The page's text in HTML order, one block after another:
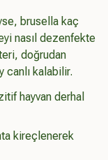
brusella kaç
nasıl dezenfekte
doğrudan
canlı kalabilir.
hayvan derhal
kireçlenerek